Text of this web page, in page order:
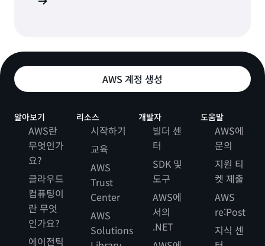
AWS 계정 생성
알아보기
AWS란
무엇인가
요?
클라우드
컴퓨팅이
란 무엇
인가요?
에이전틱
리소스
시작하기
교육
AWS
Trust
Center
AWS
Solutions
개발자
빌더 센
터
SDK 및
도구
AWS에
서의
.NET
도움말
AWS에
문의
지원 티
켓 제출
AWS
re:Post
지식 센